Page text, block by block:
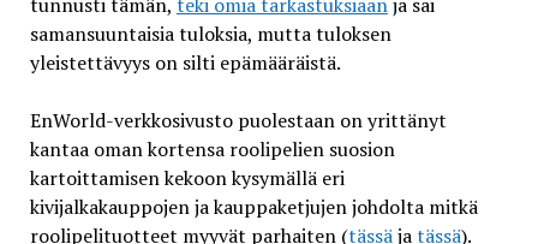
samansuuntaisia tuloksia, mutta tuloksen
yleistettävyys on silti epämääräistä.
EnWorld-verkkosivusto puolestaan on yrittänyt
kantaa oman kortensa roolipelien suosion
kartoittamisen kekoon kysymällä eri
kivijalkakauppojen ja kauppaketjujen johdolta mitkä
roolipelituotteet myyvät parhaiten (tässäjatässä).